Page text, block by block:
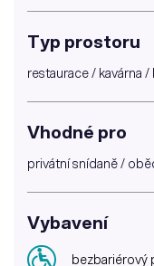
Typ prostoru
restaurace / kavárna
Vhodné pro
privátní snídaně /
Vybavení
bezbariérový